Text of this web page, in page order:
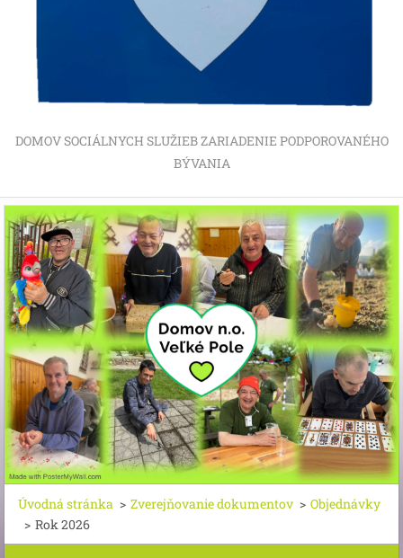
DOMOV SOCIÁLNYCH SLUŽIEB ZARIADENIE PODPOROVANÉHO
BÝVANIA
Úvodná stránka > Zverejňovanie dokumentov > Objednávky
> Rok 2026